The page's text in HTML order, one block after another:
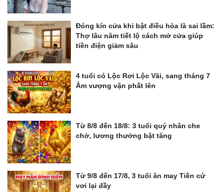
Đóng kín cửa khi bật điều hòa là sai lầm:
Thợ lâu năm tiết lộ cách mở cửa giúp
tiền điện giảm sâu
4 tuổi có Lộc Rơi Lộc Vãi, sang tháng 7
Âm vượng vận phất lên
Từ 8/8 đến 18/8: 3 tuổi quý nhân che
chở, lương thưởng bật tăng
Từ 9/8 đến 17/8, 3 tuổi ăn may Tiền cứ
vơi lại đầy